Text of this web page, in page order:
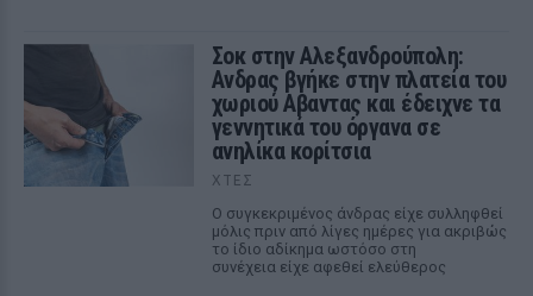
Σοκ στην Αλεξανδρούπολη:
Ανδρας βγήκε στην πλατεία του
χωριού Αβαντας και έδειχνε τα
γεννητικά του όργανα σε
ανηλίκα κορίτσια
ΧΤΕΣ
Ο συγκεκριμένος άνδρας είχε συλληφθεί
μόλις πριν από λίγες ημέρες για ακριβώς
το ίδιο αδίκημα ωστόσο στη
συνέχεια είχε αφεθεί ελεύθερος